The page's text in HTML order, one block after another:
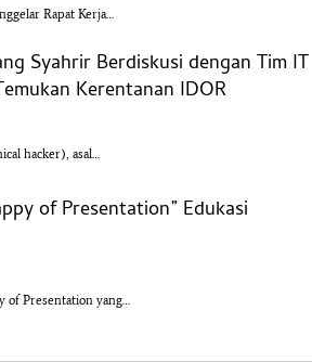
Rapat Kerja…
Syahrir Berdiskusi dengan Tim IT
Kerentanan IDOR
hacker), asal…
of Presentation” Edukasi
of Presentation yang…